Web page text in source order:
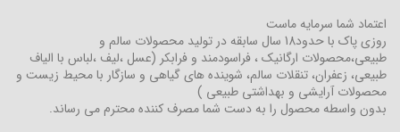
اعتماد شما سرمایه ماست
روزی پاک با حدود18 سال سابقه در تولید محصولات سالم و
طبیعی،محصولات ارگانیک ، فراسودمند و فرابکر (عسل ،لیف ،لباس با الیاف
طبیعی، زعفران، تنقلات سالم، شوینده های گیاهی و سازگار با محیط زیست و
محصولات آرایشی و بهداشتی طبیعی )
بدون واسطه محصول را به دست شما مصرف کننده محترم می رساند.